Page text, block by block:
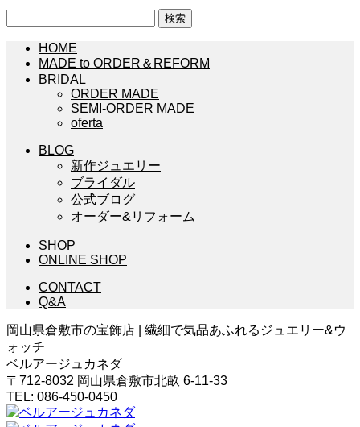
HOME
MADE to ORDER＆REFORM
BRIDAL
ORDER MADE
SEMI-ORDER MADE
oferta
BLOG
新作ジュエリー
ブライダル
公式ブログ
オーダー&リフォーム
SHOP
ONLINE SHOP
CONTACT
Q&A
岡山県倉敷市の宝飾店 | 繊細で気品あふれるジュエリー&ウ
ォッチ
ベルアージュカネダ
〒712-8032 岡山県倉敷市北畝 6-11-33
TEL: 086-450-0450